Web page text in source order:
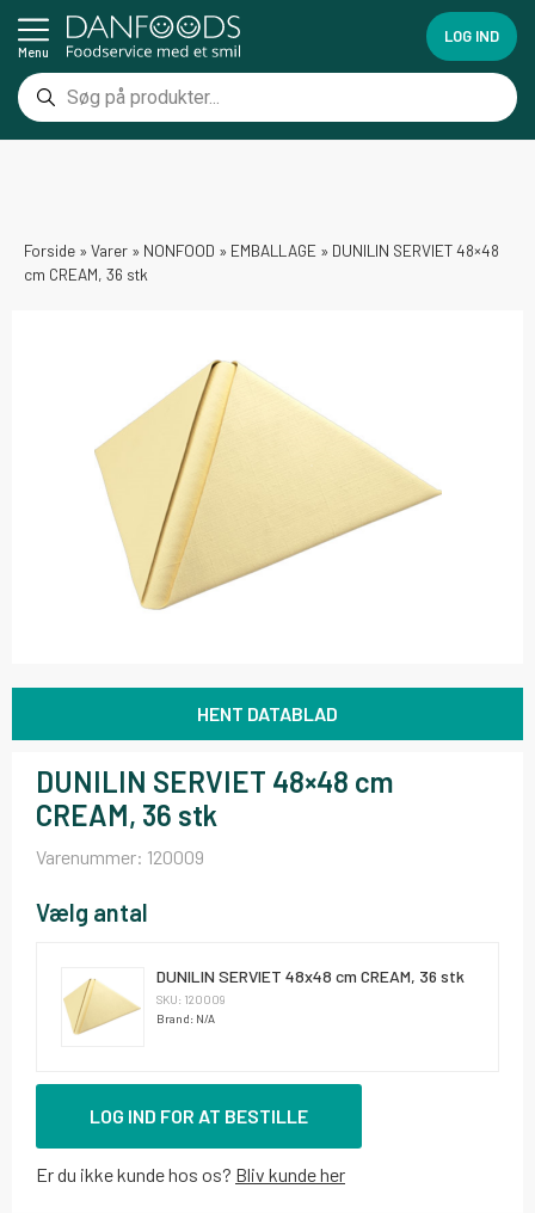
Menu
LOG IND
Forside » Varer » NONFOOD » EMBALLAGE » DUNILIN SERVIET 48×48
cm CREAM, 36 stk
HENT DATABLAD
DUNILIN SERVIET 48×48 cm
CREAM, 36 stk
Varenummer: 120009
Vælg antal
DUNILIN SERVIET 48x48 cm CREAM, 36 stk
SKU: 120009
Brand: N/A
LOG IND FOR AT BESTILLE
Er du ikke kunde hos os? Bliv kunde her